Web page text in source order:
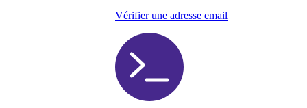
Vérifier une adresse email